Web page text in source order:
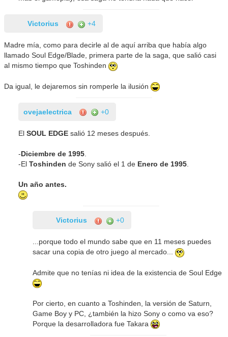
Victorius +4
Madre mía, como para decirle al de aquí arriba que había algo
llamado Soul Edge/Blade, primera parte de la saga, que salió casi
al mismo tiempo que Toshinden
Da igual, le dejaremos sin romperle la ilusión
ovejaelectrica +0
ElSOUL EDGE salió 12 meses después.
-Diciembre de 1995
-ElToshinden de Sony salió el 1 de Enero de 1995
Un año antes.
Victorius +0
...porque todo el mundo sabe que en 11 meses puedes
sacar una copia de otro juego al mercado...
Admite que no tenías ni idea de la existencia de Soul Edge
Por cierto, en cuanto a Toshinden, la versión de Saturn,
Game Boy y PC, ¿también la hizo Sony o como va eso?
Porque la desarrolladora fue Takara